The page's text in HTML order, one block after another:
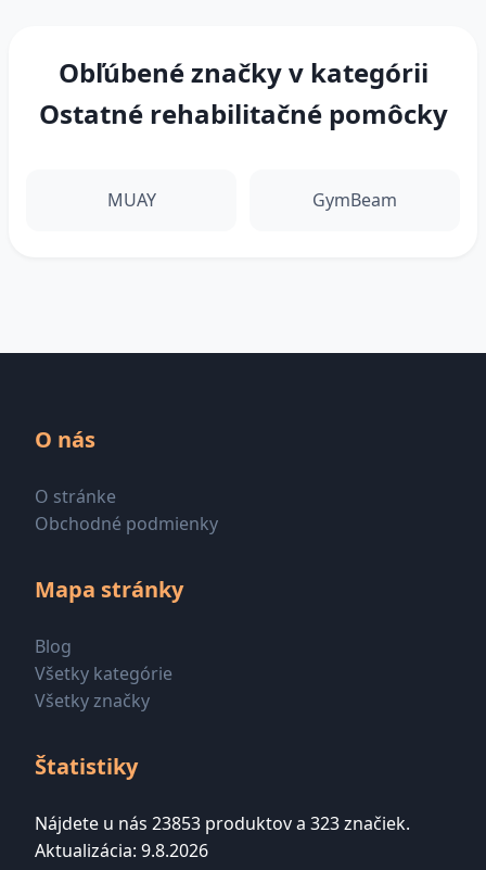
Obľúbené značky v kategórii
Ostatné rehabilitačné pomôcky
MUAY GymBeam
O nás
O stránke
Obchodné podmienky
Mapa stránky
Blog
Všetky kategórie
Všetky značky
Štatistiky
Nájdete u nás 23853 produktov a 323 značiek.
Aktualizácia: 9.8.2026